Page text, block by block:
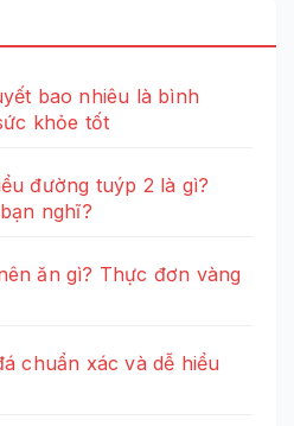
bao nhiêu là bình
khỏe tốt
đường tuýp 2 là gì?
nghĩ?
ăn gì? Thực đơn vàng
chuẩn xác và dễ hiểu